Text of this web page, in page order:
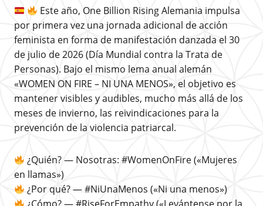
Este año, One Billion Rising Alemania impulsa
por primera vez una jornada adicional de acción
feminista en forma de manifestación danzada el 30
de julio de 2026 (Día Mundial contra la Trata de
Personas). Bajo el mismo lema anual alemán
«WOMEN ON FIRE – NI UNA MENOS», el objetivo es
mantener visibles y audibles, mucho más allá de los
meses de invierno, las reivindicaciones para la
prevención de la violencia patriarcal.
¿Quién? — Nosotras: #WomenOnFire («Mujeres
en llamas»)
¿Por qué? — #NiUnaMenos («Ni una menos»)